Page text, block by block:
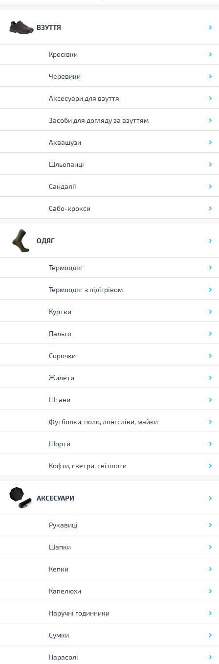
ВЗУТТЯ
Кросівки
Черевики
Аксесуари для взуття
Засоби для догляду за взуттям
Аквашузи
Шльопанці
Сандалії
Сабо-крокси
ОДЯГ
Термоодяг
Термоодяг з підігрівом
Куртки
Пальто
Сорочки
Жилети
Штани
Футболки, поло, лонгсліви, майки
Шорти
Кофти, светри, світшоти
АКСЕСУАРИ
Рукавиці
Шапки
Кепки
Капелюхи
Наручні годинники
Сумки
Парасолі